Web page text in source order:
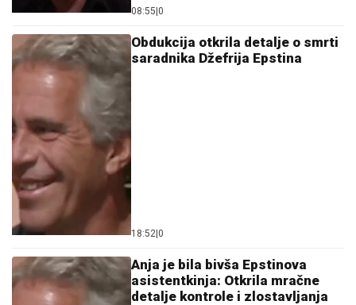
08:55 0
Obdukcija otkrila detalje o smrti
saradnika Džefrija Epstina
18:52 0
Anja je bila bivša Epstinova
asistentkinja: Otkrila mračne
detalje kontrole i zlostavljanja